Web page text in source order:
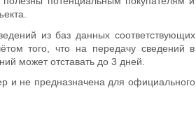
из баз данных соответствующих
того, что на передачу сведений в
может отставать до 3 дней.
и не предназначена для официального